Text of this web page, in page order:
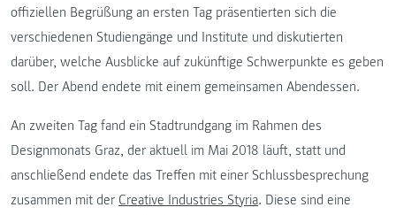
offiziellen Begrüßung an ersten Tag präsentierten sich die
verschiedenen Studiengänge und Institute und diskutierten
darüber, welche Ausblicke auf zukünftige Schwerpunkte es geben
soll. Der Abend endete mit einem gemeinsamen Abendessen.
An zweiten Tag fand ein Stadtrundgang im Rahmen des
Designmonats Graz, der aktuell im Mai 2018 läuft, statt und
anschließend endete das Treffen mit einer Schlussbesprechung
zusammen mit der Creative Industries Styria. Diese sind eine